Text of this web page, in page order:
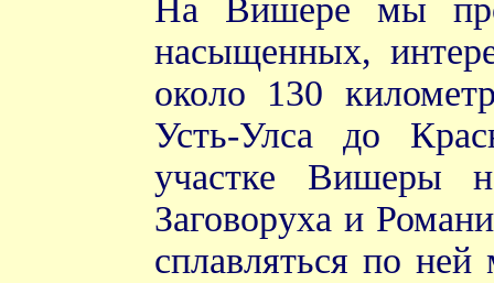
На Вишере мы
насыщенных,
около 130
Усть-Улса до
участке Вишеры
Заговоруха и
сплавляться по